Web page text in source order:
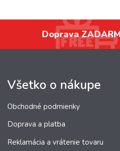
Doprava
Všetko o nákupe
Obchodné podmienky
Doprava a platba
Reklamácia a vrátenie tovaru